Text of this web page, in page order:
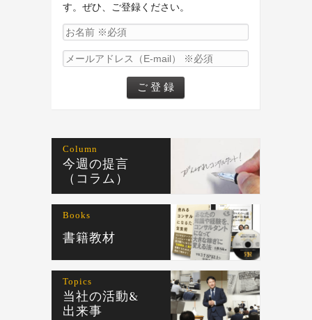
す。ぜひ、ご登録ください。
Column
今週の提言
（コラム）
Books
書籍教材
Topics
当社の活動&
出来事